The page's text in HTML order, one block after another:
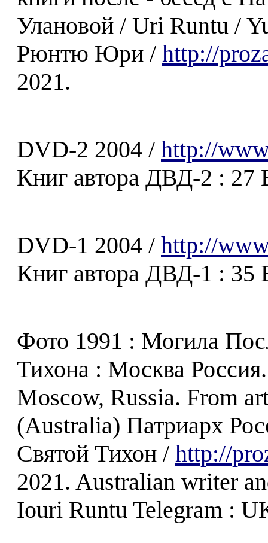
Улановой / Uri Runtu /
Рюнтю Юри / http://
2021.
DVD-2 2004 / http://
Книг автора ДВД-2 : 27
DVD-1 2004 / http://
Книг автора ДВД-1 : 35
Фото 1991 : Могила
Тихона : Москва
Moscow, Russia. From
(Australia) Патриарх
Святой Tихон / http://
2021. Australian writer
Iouri Runtu Telegram :